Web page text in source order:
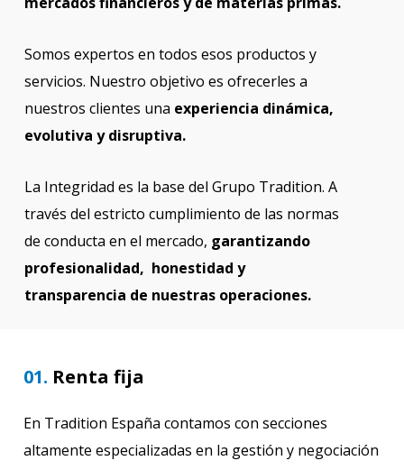
Somos expertos en todos esos productos y
servicios. Nuestro objetivo es ofrecerles a
nuestros clientes una experiencia dinámica,
evolutiva y disruptiva.
La Integridad es la base del Grupo Tradition. A
través del estricto cumplimiento de las normas
de conducta en el mercado, garantizando
profesionalidad, honestidad y
transparencia de nuestras operaciones.
01. Renta fija
En Tradition España contamos con secciones
altamente especializadas en la gestión y negociación